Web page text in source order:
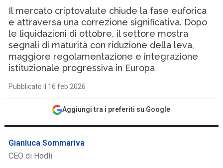
Il mercato criptovalute chiude la fase euforica
e attraversa una correzione significativa. Dopo
le liquidazioni di ottobre, il settore mostra
segnali di maturità con riduzione della leva,
maggiore regolamentazione e integrazione
istituzionale progressiva in Europa
Pubblicato il 16 feb 2026
Aggiungi tra i preferiti su Google
Gianluca Sommariva
CEO di Hodli